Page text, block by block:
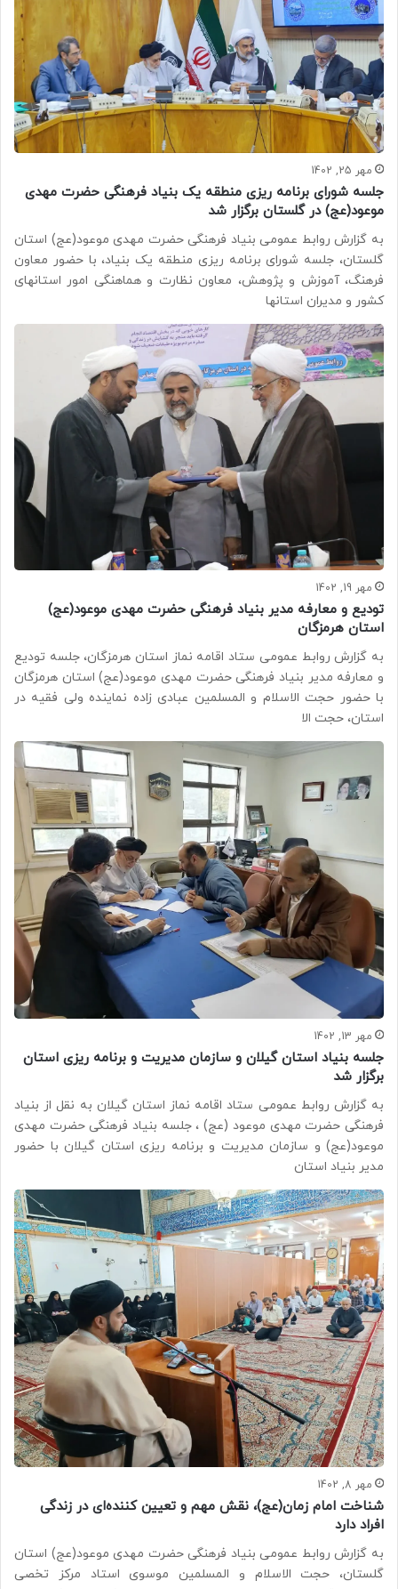
مهر 25, 1402
جلسه شورای برنامه ریزی منطقه یک بنیاد فرهنگی حضرت مهدی
موعود(عج) در گلستان برگزار شد
به گزارش روابط عمومی بنیاد فرهنگی حضرت مهدی موعود(عج) استان
گلستان، جلسه شورای برنامه ریزی منطقه یک بنیاد، با حضور معاون
فرهنگ، آموزش و پژوهش، معاون نظارت و هماهنگی امور استانهای
کشور و مدیران استانها
مهر 19, 1402
تودیع و معارفه مدیر بنیاد فرهنگی حضرت مهدی موعود(عج)
استان هرمزگان
به گزارش روابط عمومی ستاد اقامه نماز استان هرمزگان، جلسه تودیع
و معارفه مدیر بنیاد فرهنگی حضرت مهدی موعود(عج) استان هرمزگان
با حضور حجت الاسلام و المسلمین عبادی زاده نماینده ولی فقیه در
استان، حجت الا
مهر 13, 1402
جلسه بنیاد استان گیلان و سازمان مدیریت و برنامه ریزی استان
برگزار شد
به گزارش روابط عمومی ستاد اقامه نماز استان گیلان به نقل از بنیاد
فرهنگی حضرت مهدی موعود (عج) ، جلسه بنیاد فرهنگی حضرت مهدی
موعود(عج) و سازمان مدیریت و برنامه ریزی استان گیلان با حضور
مدیر بنیاد استان
مهر 8, 1402
شناخت امام زمان(عج)، نقش مهم و تعیین کننده‌ای در زندگی
افراد دارد
به گزارش روابط عمومی بنیاد فرهنگی حضرت مهدی موعود(عج) استان
گلستان، حجت الاسلام و المسلمین موسوی استاد مرکز تخصی